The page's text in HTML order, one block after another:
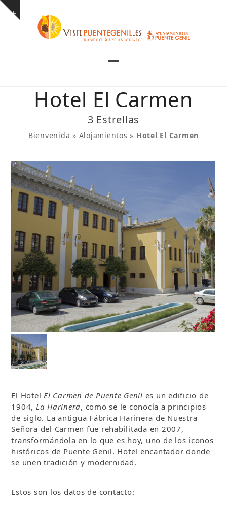
Skip
Show
mobile
menu
mobile
menu
Hotel El Carmen
3 Estrellas
Bienvenida » Alojamientos » Hotel El Carmen
El Hotel El Carmen de Puente Genil es un edificio de
1904, La Harinera, como se le conocía a principios
de siglo. La antigua Fábrica Harinera de Nuestra
Señora del Carmen fue rehabilitada en 2007,
transformándola en lo que es hoy, uno de los iconos
históricos de Puente Genil. Hotel encantador donde
se unen tradición y modernidad.
Estos son los datos de contacto: